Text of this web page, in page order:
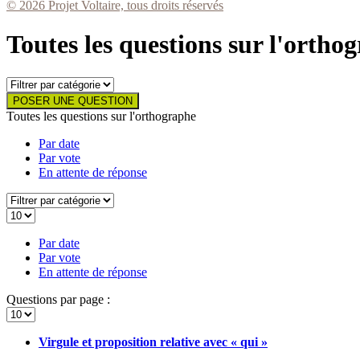
© 2026 Projet Voltaire, tous droits réservés
Toutes les questions sur
POSER UNE QUESTION
Toutes les questions sur l'orthographe
Par date
Par vote
En attente de réponse
Par date
Par vote
En attente de réponse
Questions par page :
Virgule et proposition relative avec « qui »